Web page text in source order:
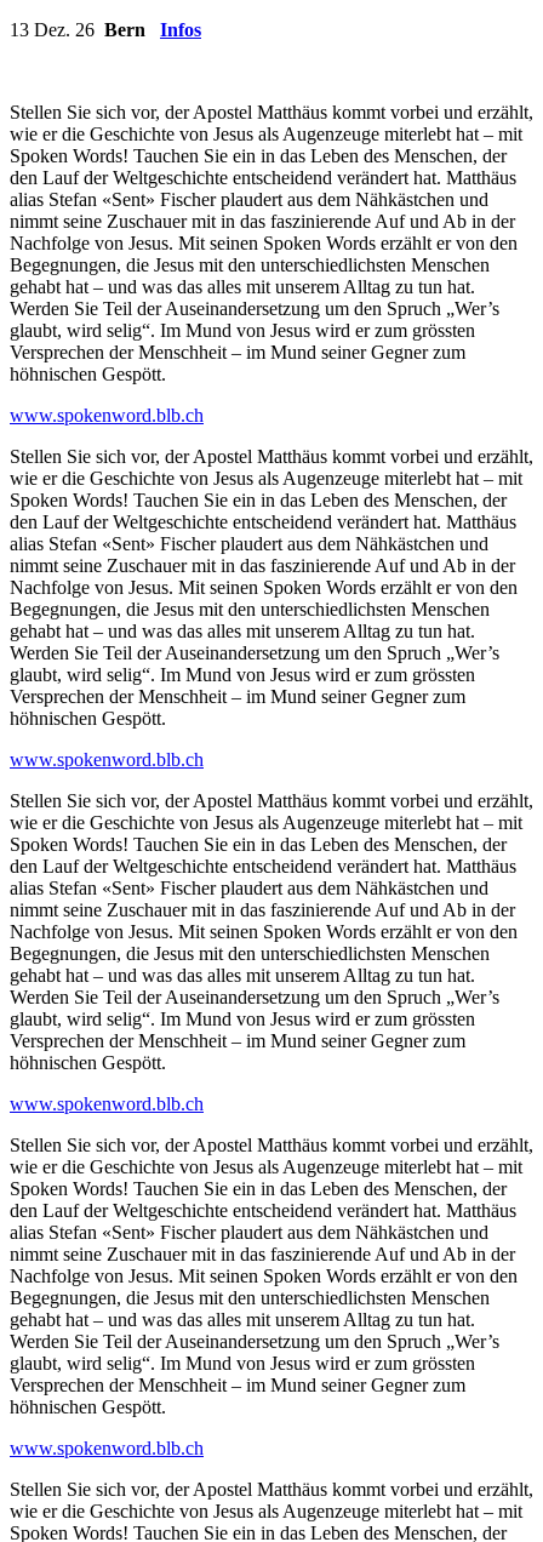
13 Dez. 26 Bern Infos
Stellen Sie sich vor, der Apostel Matthäus kommt vorbei und erzählt,
wie er die Geschichte von Jesus als Augenzeuge miterlebt hat – mit
Spoken Words! Tauchen Sie ein in das Leben des Menschen, der
den Lauf der Weltgeschichte entscheidend verändert hat. Matthäus
alias Stefan «Sent» Fischer plaudert aus dem Nähkästchen und
nimmt seine Zuschauer mit in das faszinierende Auf und Ab in der
Nachfolge von Jesus. Mit seinen Spoken Words erzählt er von den
Begegnungen, die Jesus mit den unterschiedlichsten Menschen
gehabt hat – und was das alles mit unserem Alltag zu tun hat.
Werden Sie Teil der Auseinandersetzung um den Spruch „Wer’s
glaubt, wird selig“. Im Mund von Jesus wird er zum grössten
Versprechen der Menschheit – im Mund seiner Gegner zum
höhnischen Gespött.
www.spokenword.blb.ch
Stellen Sie sich vor, der Apostel Matthäus kommt vorbei und erzählt,
wie er die Geschichte von Jesus als Augenzeuge miterlebt hat – mit
Spoken Words! Tauchen Sie ein in das Leben des Menschen, der
den Lauf der Weltgeschichte entscheidend verändert hat. Matthäus
alias Stefan «Sent» Fischer plaudert aus dem Nähkästchen und
nimmt seine Zuschauer mit in das faszinierende Auf und Ab in der
Nachfolge von Jesus. Mit seinen Spoken Words erzählt er von den
Begegnungen, die Jesus mit den unterschiedlichsten Menschen
gehabt hat – und was das alles mit unserem Alltag zu tun hat.
Werden Sie Teil der Auseinandersetzung um den Spruch „Wer’s
glaubt, wird selig“. Im Mund von Jesus wird er zum grössten
Versprechen der Menschheit – im Mund seiner Gegner zum
höhnischen Gespött.
www.spokenword.blb.ch
Stellen Sie sich vor, der Apostel Matthäus kommt vorbei und erzählt,
wie er die Geschichte von Jesus als Augenzeuge miterlebt hat – mit
Spoken Words! Tauchen Sie ein in das Leben des Menschen, der
den Lauf der Weltgeschichte entscheidend verändert hat. Matthäus
alias Stefan «Sent» Fischer plaudert aus dem Nähkästchen und
nimmt seine Zuschauer mit in das faszinierende Auf und Ab in der
Nachfolge von Jesus. Mit seinen Spoken Words erzählt er von den
Begegnungen, die Jesus mit den unterschiedlichsten Menschen
gehabt hat – und was das alles mit unserem Alltag zu tun hat.
Werden Sie Teil der Auseinandersetzung um den Spruch „Wer’s
glaubt, wird selig“. Im Mund von Jesus wird er zum grössten
Versprechen der Menschheit – im Mund seiner Gegner zum
höhnischen Gespött.
www.spokenword.blb.ch
Stellen Sie sich vor, der Apostel Matthäus kommt vorbei und erzählt,
wie er die Geschichte von Jesus als Augenzeuge miterlebt hat – mit
Spoken Words! Tauchen Sie ein in das Leben des Menschen, der
den Lauf der Weltgeschichte entscheidend verändert hat. Matthäus
alias Stefan «Sent» Fischer plaudert aus dem Nähkästchen und
nimmt seine Zuschauer mit in das faszinierende Auf und Ab in der
Nachfolge von Jesus. Mit seinen Spoken Words erzählt er von den
Begegnungen, die Jesus mit den unterschiedlichsten Menschen
gehabt hat – und was das alles mit unserem Alltag zu tun hat.
Werden Sie Teil der Auseinandersetzung um den Spruch „Wer’s
glaubt, wird selig“. Im Mund von Jesus wird er zum grössten
Versprechen der Menschheit – im Mund seiner Gegner zum
höhnischen Gespött.
www.spokenword.blb.ch
Stellen Sie sich vor, der Apostel Matthäus kommt vorbei und erzählt,
wie er die Geschichte von Jesus als Augenzeuge miterlebt hat – mit
Spoken Words! Tauchen Sie ein in das Leben des Menschen, der